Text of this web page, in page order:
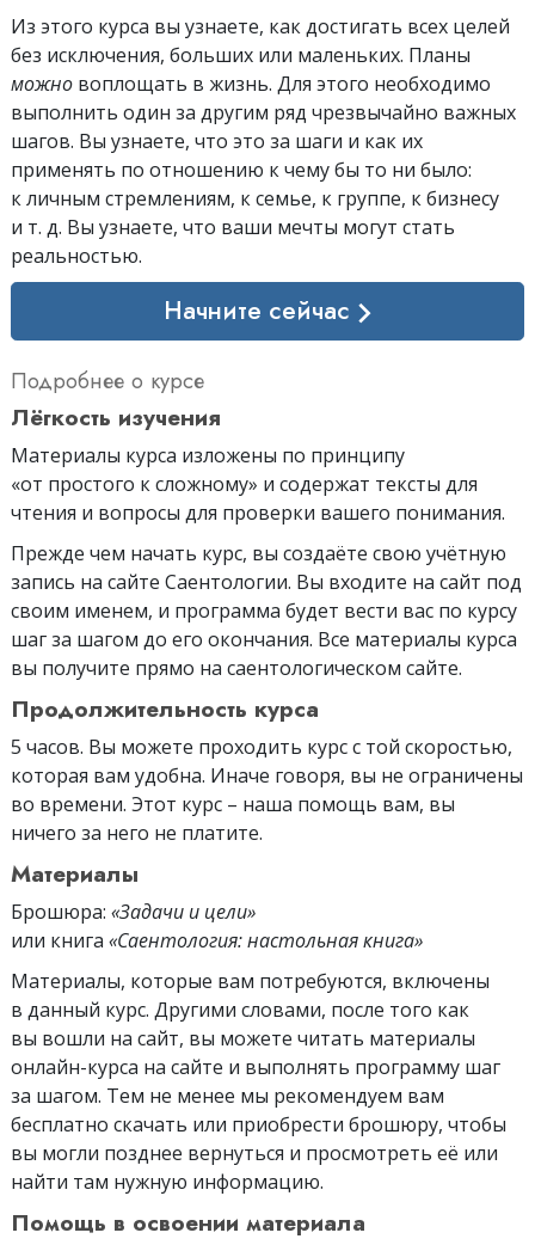
Из этого курса вы узнаете, как достигать всех целей
без исключения, больших или маленьких. Планы
можно воплощать в жизнь. Для этого необходимо
выполнить один за другим ряд чрезвычайно важных
шагов. Вы узнаете, что это за шаги и как их
применять по отношению к чему бы то ни было:
к личным стремлениям, к семье, к группе, к бизнесу
и т. д. Вы узнаете, что ваши мечты могут стать
реальностью.
Начните сейчас
Подробнее о курсе
Лёгкость изучения
Материалы курса изложены по принципу
«от простого к сложному» и содержат тексты для
чтения и вопросы для проверки вашего понимания.
Прежде чем начать курс, вы создаёте свою учётную
запись на сайте Саентологии. Вы входите на сайт под
своим именем, и программа будет вести вас по курсу
шаг за шагом до его окончания. Все материалы курса
вы получите прямо на саентологическом сайте.
Продолжительность курса
5 часов. Вы можете проходить курс с той скоростью,
которая вам удобна. Иначе говоря, вы не ограничены
во времени. Этот курс – наша помощь вам, вы
ничего за него не платите.
Материалы
Брошюра: «Задачи и цели»
или книга «Саентология: настольная книга»
Материалы, которые вам потребуются, включены
в данный курс. Другими словами, после того как
вы вошли на сайт, вы можете читать материалы
онлайн-курса на сайте и выполнять программу шаг
за шагом. Тем не менее мы рекомендуем вам
бесплатно скачать или приобрести брошюру, чтобы
вы могли позднее вернуться и просмотреть её или
найти там нужную информацию.
Помощь в освоении материала